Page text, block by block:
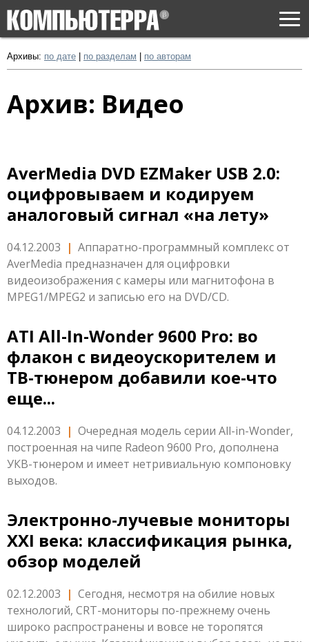
Архивы: по дате по разделам по авторам
Архив: Видео
AverMedia DVD EZMaker USB 2.0:
оцифровываем и кодируем
аналоговый сигнал «на лету»
04.12.2003 | Аппаратно-программный комплекс от
AverMedia предназначен для оцифровки
видеоизображения с камеры или магнитофона в
MPEG1/MPEG2 и записью его на DVD/CD.
ATI All-In-Wonder 9600 Pro: во
флакон с видеоускорителем и
ТВ-тюнером добавили кое-что
еще...
04.12.2003 | Очередная модель серии All-in-Wonder,
построенная на чипе Radeon 9600 Pro, дополнена
УКВ-тюнером и имеет нетривиальную компоновку
выходов.
Электронно-лучевые мониторы
XXI века: классификация рынка,
обзор моделей
02.12.2003 | Сегодня, несмотря на обилие новых
технологий, CRT-мониторы по-прежнему очень
широко распространены и вовсе не торопятся